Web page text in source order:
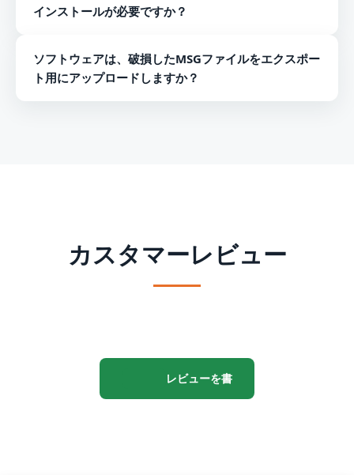
インストールが必要ですか？
ルする必要はありません。
ソフトウェアは、破損したMSGファイルをエクスポー
ト用にアップロードしますか？
カスタマーレビュー
レビューを書